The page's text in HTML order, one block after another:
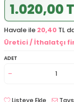
1.020,00
Havale ile 20,40 TL
Üretici / İthalatçı
ADET